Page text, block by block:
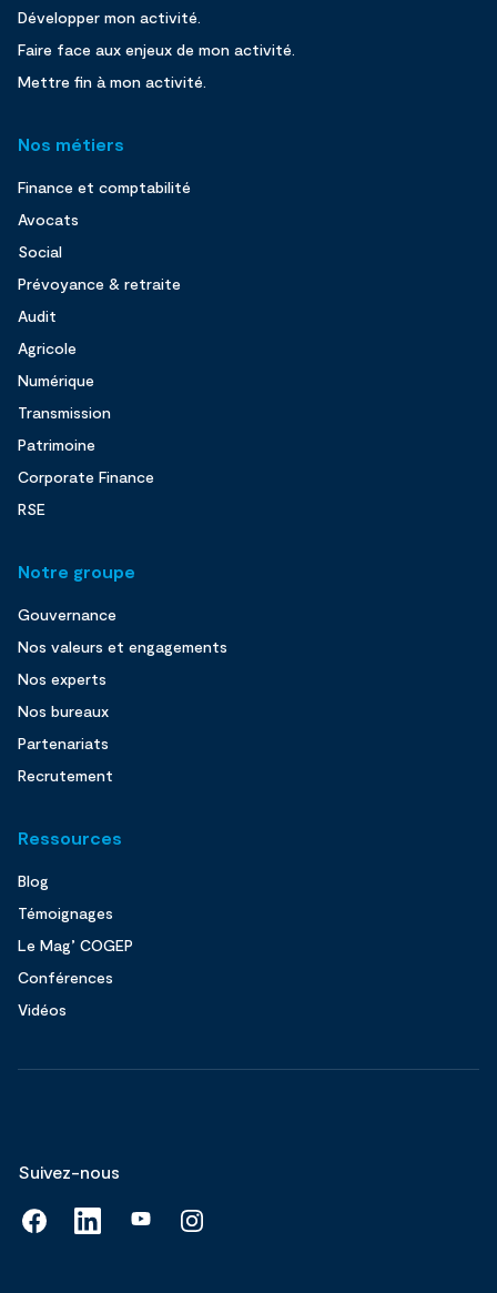
Développer mon activité.
Faire face aux enjeux de mon activité.
Mettre fin à mon activité.
Nos métiers
Finance et comptabilité
Avocats
Social
Prévoyance & retraite
Audit
Agricole
Numérique
Transmission
Patrimoine
Corporate Finance
RSE
Notre groupe
Gouvernance
Nos valeurs et engagements
Nos experts
Nos bureaux
Partenariats
Recrutement
Ressources
Blog
Témoignages
Le Mag’ COGEP
Conférences
Vidéos
Suivez-nous